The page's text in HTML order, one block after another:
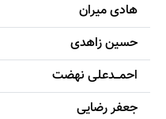
هادی ميران
حسين زاهدی
احمـــدعلی نهضت
جعفر رضایی